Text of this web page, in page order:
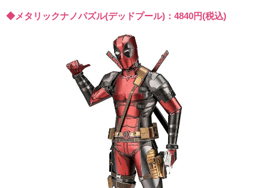
◆メタリックナノパズル(デッドプール)：4840円(税込)